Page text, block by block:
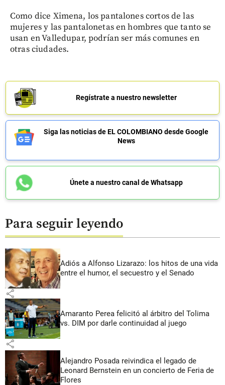
Como dice Ximena, los pantalones cortos de las
mujeres y las pantalonetas en hombres que tanto se
usan en Valledupar, podrían ser más comunes en
otras ciudades.
Regístrate a nuestro newsletter
Siga las noticias de EL COLOMBIANO desde Google
News
Únete a nuestro canal de Whatsapp
Para seguir leyendo
Adiós a Alfonso Lizarazo: los hitos de una vida
entre el humor, el secuestro y el Senado
share
Amaranto Perea felicitó al árbitro del Tolima
vs. DIM por darle continuidad al juego
share
Alejandro Posada reivindica el legado de
Leonard Bernstein en un concierto de Feria de
Flores